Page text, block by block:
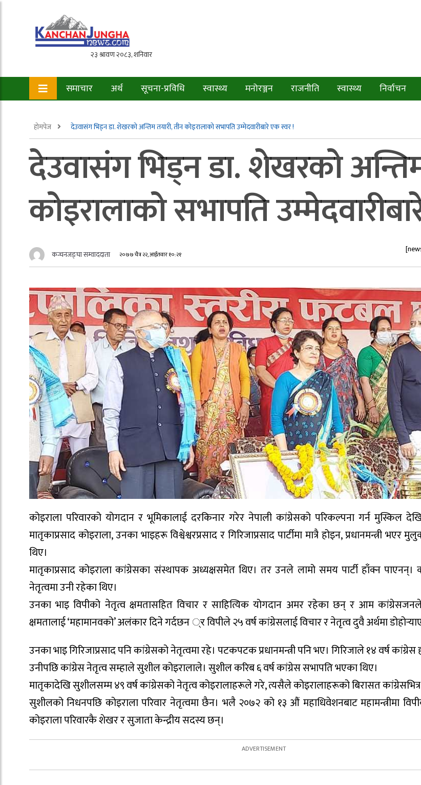
समाचार अर्थ सूचना-प्रविधि स्वास्थ्य मनोरञ्जन राजनीति स्वास्थ्य निर्वाचन
होमपेज देउवासंग भिड्न डा. शेखरको अन्तिम तयारी, तीन कोइरालाको सभापति उम्मेदवारीबारे एक स्वर !
देउवासंग भिड्न डा. शेखरको
कोइरालाको सभापति
कन्चनजङ्घा सम्वाददाता २०७७ चैत्र २२, आईतवार १०:२१
कोइराला परिवारको योगदान र भूमिकालाई दरकिनार गरेर नेपाली कांग्रेसको परिकल्पना गर्न मुस्किल
मातृकाप्रसाद कोइराला, उनका भाइहरू विश्वेश्वरप्रसाद र गिरिजाप्रसाद पार्टीमा मात्रै होइन, प्रधानमन्त्री
थिए।
मातृकाप्रसाद कोइराला कांग्रेसका संस्थापक अध्यक्षसमेत थिए। तर उनले लामो समय पार्टी हाँक्न पाएनन्।
नेतृत्वमा उनी रहेका थिए।
उनका भाइ विपीको नेतृत्व क्षमतासहित विचार र साहित्यिक योगदान अमर रहेका छन् र आम
क्षमतालाई ‘महामानवको’ अलंकार दिने गर्दछन ्र विपीले २५ वर्ष कांग्रेसलाई विचार र नेतृत्व दुवै अर्थमा
उनका भाइ गिरिजाप्रसाद पनि कांग्रेसको नेतृत्वमा रहे। पटकपटक प्रधानमन्त्री पनि भए। गिरिजाले १४ वर्ष
उनीपछि कांग्रेस नेतृत्व सम्हाले सुशील कोइरालाले। सुशील करिब ६ वर्ष कांग्रेस सभापति भएका थिए।
मातृकादेखि सुशीलसम्म ४९ वर्ष कांग्रेसको नेतृत्व कोइरालाहरूले गरे, त्यसैले कोइरालाहरूको बिरासत
सुशीलको निधनपछि कोइराला परिवार नेतृत्वमा छैन। भलै २०७२ को १३ औं महाधिवेशनबाट महामन्त्रीमा
कोइराला परिवारकै शेखर र सुजाता केन्द्रीय सदस्य छन्।